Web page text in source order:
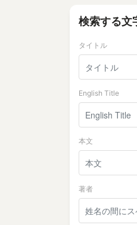
検索する文
タイトル
English Title
本文
著者